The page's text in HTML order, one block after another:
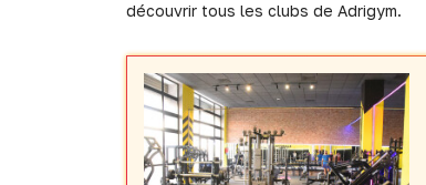
découvrir tous les clubs de Adrigym.